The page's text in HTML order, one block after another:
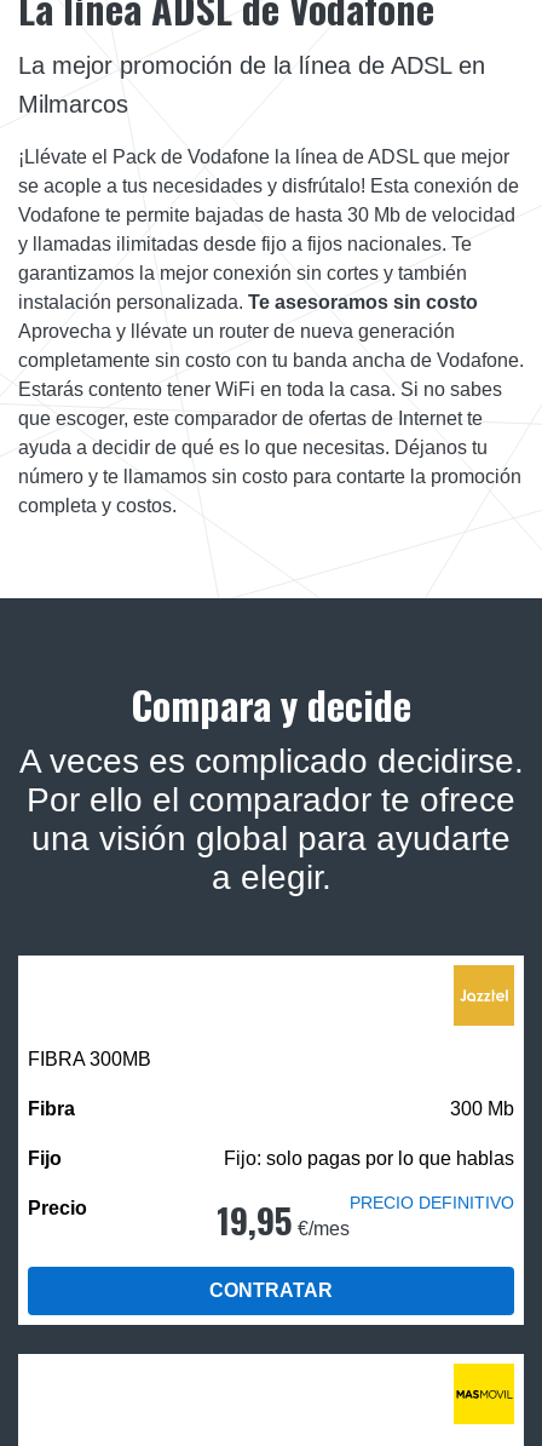
La mejor promoción de la línea de ADSL en
Milmarcos
¡Llévate el Pack de Vodafone la línea de ADSL que mejor
se acople a tus necesidades y disfrútalo! Esta conexión de
Vodafone te permite bajadas de hasta 30 Mb de velocidad
y llamadas ilimitadas desde fijo a fijos nacionales. Te
garantizamos la mejor conexión sin cortes y también
instalación personalizada. Te asesoramos sin costo
Aprovecha y llévate un router de nueva generación
completamente sin costo con tu banda ancha de Vodafone.
Estarás contento tener WiFi en toda la casa. Si no sabes
que escoger, este comparador de ofertas de Internet te
ayuda a decidir de qué es lo que necesitas. Déjanos tu
número y te llamamos sin costo para contarte la promoción
completa y costos.
Compara y decide
A veces es complicado decidirse.
Por ello el comparador te ofrece
una visión global para ayudarte
a elegir.
FIBRA 300MB
300 Mb
Fijo: solo pagas por lo que hablas
19,95 €/mes
PRECIO DEFINITIVO
CONTRATAR